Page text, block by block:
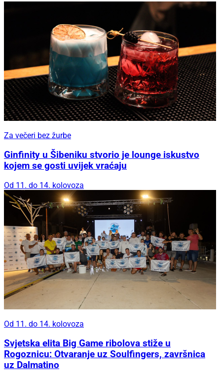
Za večeri bez žurbe
Ginfinity u Šibeniku stvorio je lounge iskustvo
kojem se gosti uvijek vraćaju
Od 11. do 14. kolovoza
Od 11. do 14. kolovoza
Svjetska elita Big Game ribolova stiže u
Rogoznicu: Otvaranje uz Soulfingers, završnica
uz Dalmatino